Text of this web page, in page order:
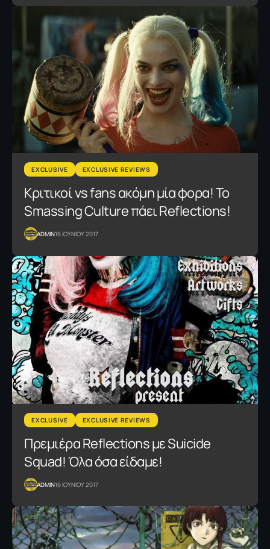
EXCLUSIVE EXCLUSIVE REVIEWS
Κριτικοί vs fans ακόμη μία φορα! Το
Smassing Culture πάει Reflections!
ADMIN16 ΙΟΥΝΙΟΥ 2017
EXCLUSIVE EXCLUSIVE REVIEWS
Πρεμιέρα Reflections με Suicide
Squad! Όλα όσα είδαμε!
ADMIN16 ΙΟΥΝΙΟΥ 2017